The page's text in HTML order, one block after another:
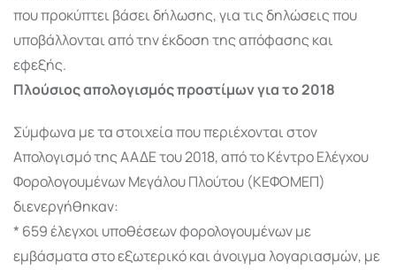
που προκύπτει βάσει δήλωσης, για τις δηλώσεις που
υποβάλλονται από την έκδοση της απόφασης και
εφεξής.
Πλούσιος απολογισμός προστίμων για το 2018
Σύμφωνα με τα στοιχεία που περιέχονται στον
Απολογισμό της ΑΑΔΕ του 2018, από το Κέντρο Ελέγχου
Φορολογουμένων Μεγάλου Πλούτου (ΚΕΦΟΜΕΠ)
διενεργήθηκαν:
* 659 έλεγχοι υποθέσεων φορολογουμένων με
εμβάσματα στο εξωτερικό και άνοιγμα λογαριασμών, με